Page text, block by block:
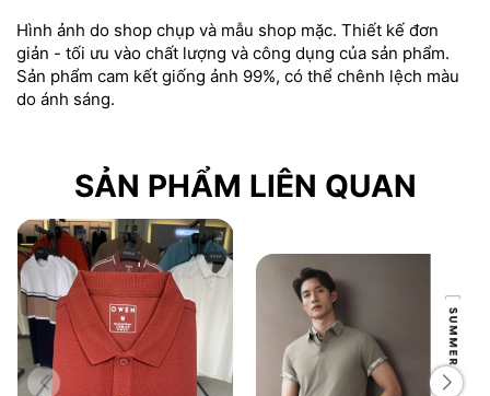
Hình ảnh do shop chụp và mẫu shop mặc. Thiết kế đơn
giản - tối ưu vào chất lượng và công dụng của sản phẩm.
Sản phẩm cam kết giống ảnh 99%, có thể chênh lệch màu
do ánh sáng.
SẢN PHẨM LIÊN QUAN